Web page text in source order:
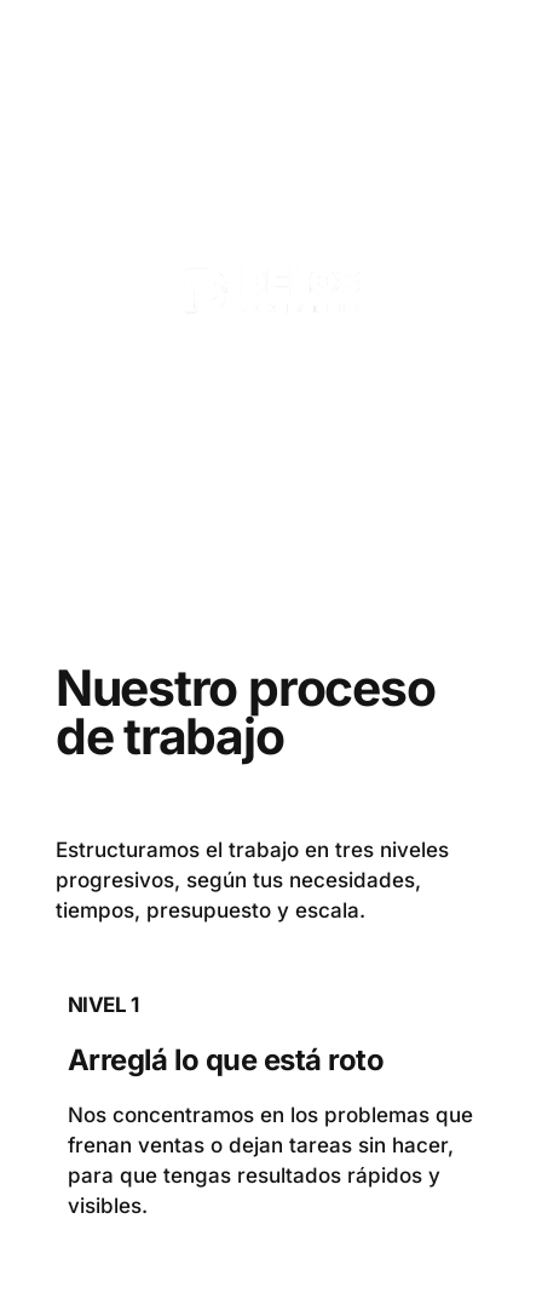
Nuestro proceso
de trabajo
Estructuramos el trabajo en tres niveles
progresivos, según tus necesidades,
tiempos, presupuesto y escala.
NIVEL 1
Arreglá lo que está roto
Nos concentramos en los problemas que
frenan ventas o dejan tareas sin hacer,
para que tengas resultados rápidos y
visibles.